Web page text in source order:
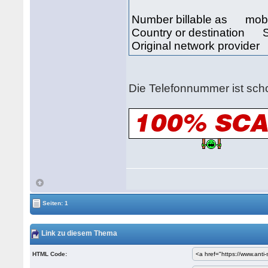
Number billable as
Country or destination
Original network
Die Telefonnummer ist
Seiten: 1
Link zu diesem Thema
HTML Code: